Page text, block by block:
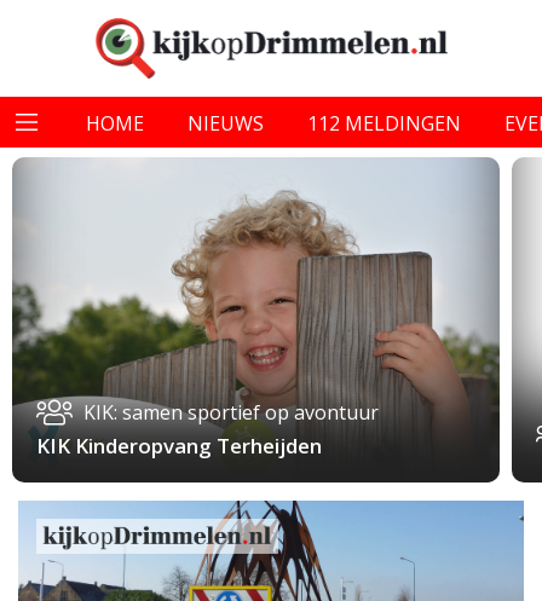
HOME NIEUWS 112 MELDINGEN
KIK: samen sportief op avontuur
KIK Kinderopvang Terheijden